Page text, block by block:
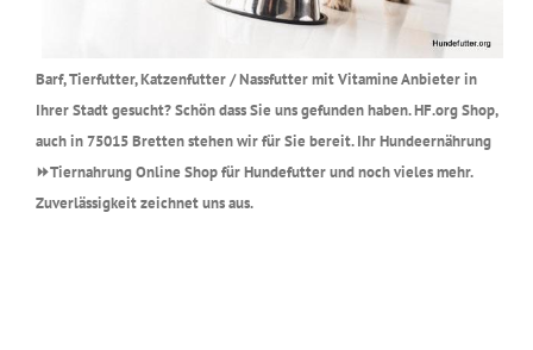
Barf, Tierfutter, Katzenfutter / Nassfutter mit Vitamine Anbieter in
Ihrer Stadt gesucht? Schön dass Sie uns gefunden haben. HF.org Shop,
auch in 75015 Bretten stehen wir für Sie bereit. Ihr Hundeernährung
⏩Tiernahrung Online Shop für Hundefutter und noch vieles mehr.
Zuverlässigkeit zeichnet uns aus.